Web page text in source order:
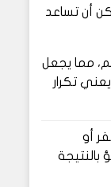
أن تساعد
مما يجعل
الطفل يتعرف على أن الضرب في 2 يعني تكرار
أو